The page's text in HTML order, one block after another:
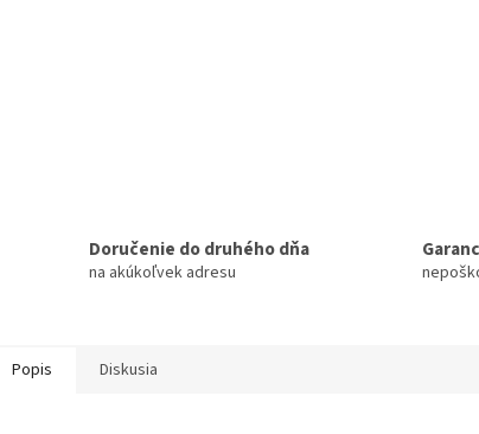
Doručenie do druhého dňa
na akúkoľvek adresu
Popis Diskusia